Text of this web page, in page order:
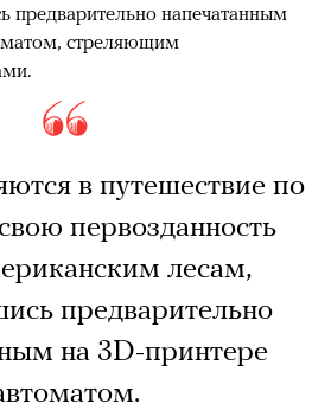
предварительно напечатанным
стреляющим
в путешествие по
первозданность
лесам,
предварительно
на 3D-принтере